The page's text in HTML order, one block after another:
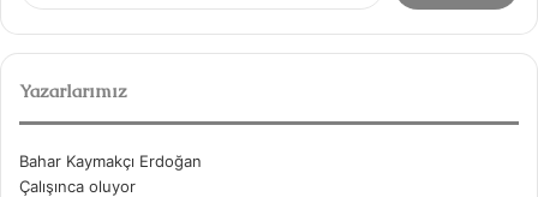
Yazarlarımız
Bahar Kaymakçı Erdoğan
Çalışınca oluyor